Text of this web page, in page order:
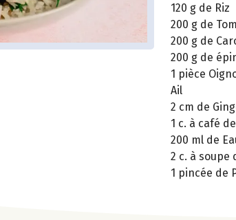
120 g de Riz
200 g de
200 g de
200 g de
1 pièce
Ail
2 cm de
1 c. à café
200 ml de
2 c. à soupe
1 pincée de